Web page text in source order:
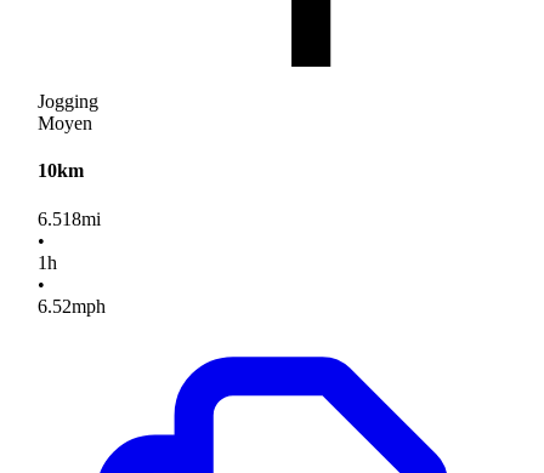
Jogging
Moyen
10km
6.518mi
•
1h
•
6.52mph